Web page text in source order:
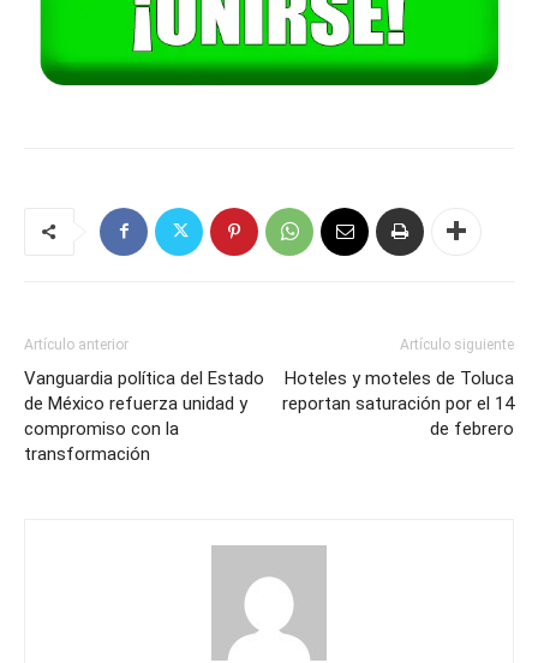
Artículo anterior
Vanguardia política del Estado
de México refuerza unidad y
compromiso con la
transformación
Artículo siguiente
Hoteles y moteles de Toluca
reportan saturación por el 14
de febrero